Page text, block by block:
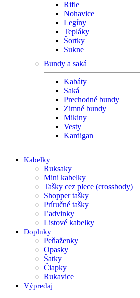
Rifle
Nohavice
Legíny
Tepláky
Šortky
Sukne
Bundy a saká
Kabáty
Saká
Prechodné bundy
Zimné bundy
Mikiny
Vesty
Kardigan
Kabelky
Ruksaky
Mini kabelky
Tašky cez plece (crossbody)
Shopper tašky
Príručné tašky
Ľadvinky
Listové kabelky
Doplnky
Peňaženky
Opasky
Šatky
Čiapky
Rukavice
Výpredaj